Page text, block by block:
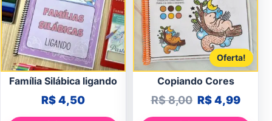
Família Silábica ligando
R$4,50
Oferta!
Copiando Cores
R$8,00 O preço
R$4,99O